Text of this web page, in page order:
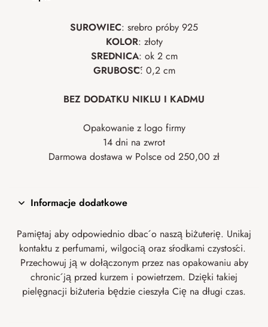
SUROWIEC: srebro próby 925
KOLOR: złoty
ŚREDNICA: ok 2 cm
GRUBOŚĆ: 0,2 cm
BEZ DODATKU NIKLU I KADMU
Opakowanie z logo firmy
14 dni na zwrot
Darmowa dostawa w Polsce od 250,00 zł
Informacje dodatkowe
Pamiętaj aby odpowiednio dbać o naszą biżuterię. Unikaj
kontaktu z perfumami, wilgocią oraz środkami czystości.
Przechowuj ją w dołączonym przez nas opakowaniu aby
chronić ją przed kurzem i powietrzem. Dzięki takiej
pielęgnacji biżuteria będzie cieszyła Cię na długi czas.